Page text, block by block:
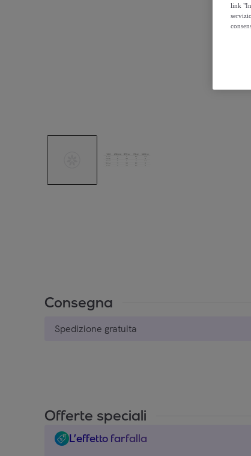
Consegna
Spedizione gratuita
Offerte speciali
L’effetto farfalla
link